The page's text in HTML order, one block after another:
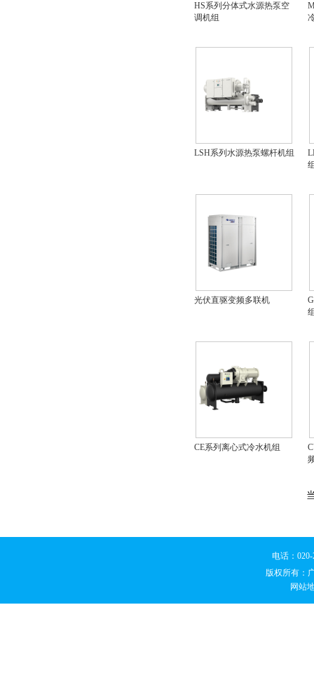
HS系列分体式水源热泵空
调机组
LSH系列水源热泵螺杆机组
光伏直驱变频多联机
CE系列离心式冷水机组
电话：
版权所有：
网站